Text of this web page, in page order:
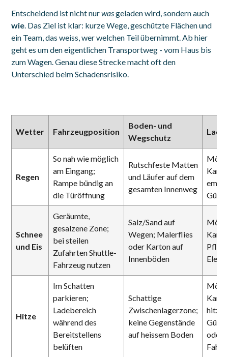
Entscheidend ist nicht nurwasgeladen wird, sondern auch
wie. Das Ziel ist klar: kurze Wege, geschützte Flächen und
ein Team, das weiss, wer welchen Teil übernimmt. Ab hier
geht es um den eigentlichen Transportweg - vom Haus bis
zum Wagen. Genau diese Strecke macht oft den
Unterschied beim Schadensrisiko.
Wetter Fahrzeugposition
Boden- und
Wegschutz
Regen
So nah wie möglich
am Eingang;
Rampe bündig an
die Türöffnung
Rutschfeste Matten
und Läufer auf dem
gesamten Innenweg
Schnee
und Eis
Geräumte,
gesalzene Zone;
bei steilen
Zufahrten Shuttle-
Fahrzeug nutzen
Salz/Sand auf
Wegen; Malerflies
oder Karton auf
Innenböden
Hitze
Im Schatten
parkieren;
Ladebereich
während des
Bereitstellens
belüften
Schattige
Zwischenlagerzone;
keine Gegenstände
auf heissem Boden
oder